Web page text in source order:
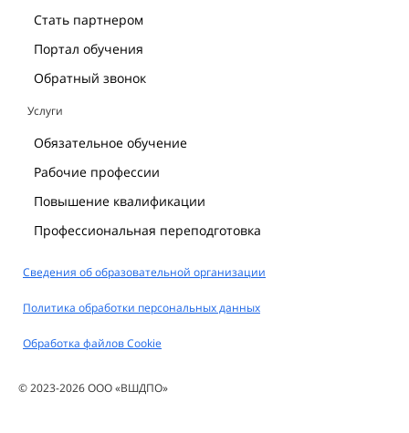
Стать партнером
Портал обучения
Обратный звонок
Услуги
Обязательное обучение
Рабочие профессии
Повышение квалификации
Профессиональная переподготовка
Сведения об образовательной организации
Политика обработки персональных данных
Обработка файлов Cookie
© 2023-2026 ООО «ВШДПО»